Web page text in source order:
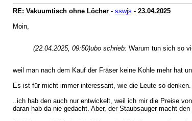
RE: Vakuumtisch ohne Löcher- sswjs - 23.04.2025
Moin,
(22.04.2025, 09:50)ubo schrieb: Warum tun sich so
weil man nach dem Kauf der Fräser keine Kohle mehr hat
Es ist für micht immer interessant, wie die Leute so
..ich hab den auch nur entwickelt, weil ich mir die Preise
daran hab da nie gedacht. Aber, der Staubsauger macht